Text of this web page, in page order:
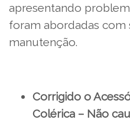
apresentando
foram abordadas com
manutenção.
Corrigido o
Colérica – Não